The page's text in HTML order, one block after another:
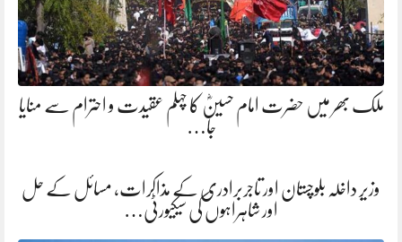
ملک بھر میں حضرت امام حسینؓ کا چہلم عقیدت و احترام سے منایا
جا…
وزیر داخلہ بلوچستان اور تاجربرادری کے مذاکرات، مسائل کے حل
اور شاہراہوں کی سیکیورٹی…